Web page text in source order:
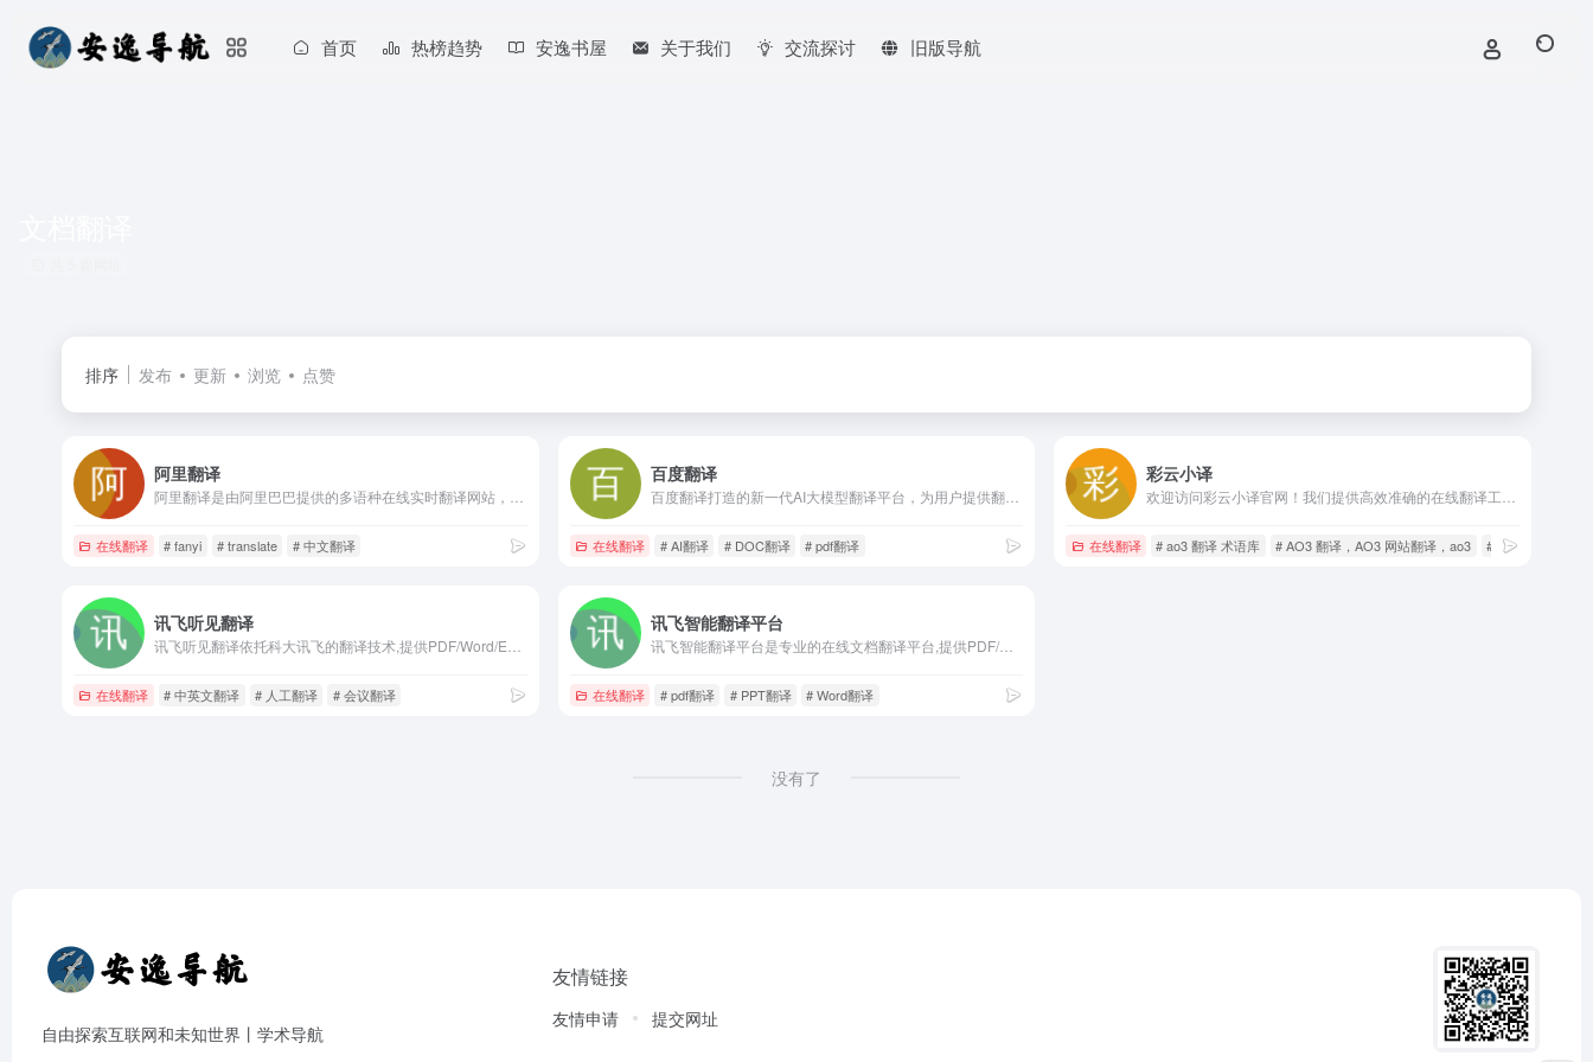
首页 热榜趋势 安逸书屋 关于我们 交流探讨 旧版导航
排序 发布 更新 浏览 点赞
阿里翻译
在线翻译 # fanyi # translate # 中文翻译
百度翻译
百度翻译打造的新一代AI大模型翻译平台，为用户提供翻译和阅读外文场景的一站式智能解决方案，支持中文、英文、日语、韩语、德语、法语等203种语言，包括文档翻译、AI翻译、英文润色、双语审校、语法分析等多种能力，是智能时代的翻译新质生产力。
在线翻译 # AI翻译 # DOC翻译 # pdf翻译
彩云小译
在线翻译 # ao3 翻译 术语库 # AO3 翻译，AO3 网站翻译，ao3 # EPUB
讯飞听见翻译
在线翻译 # 中英文翻译 # 人工翻译 # 会议翻译
讯飞智能翻译平台
讯飞智能翻译平台是专业的在线文档翻译平台,提供PDF/Word/Excel/PPT文件翻译、图片识别翻译、在线翻译等服务,支持22种文档格式以及60多种语种和中文互译,译文结果高度还原原文样式排版。涵盖期刊论文、法律、金融、计算机、能源、体育、医疗等多个领域翻译，翻译更精准。
在线翻译 # pdf翻译 # PPT翻译 # Word翻译
没有了
自由探索互联网和未知世界丨学术导航
友情链接
友情申请 提交网址